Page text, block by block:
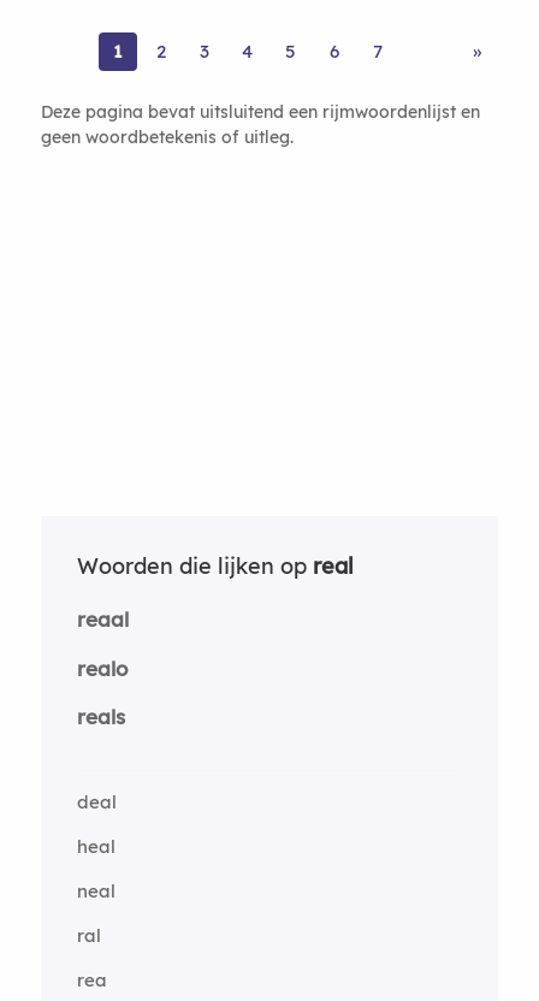
1 2 3 4 5 6 7 »
Deze pagina bevat uitsluitend een rijmwoordenlijst en
geen woordbetekenis of uitleg.
Woorden die lijken op real
reaal
realo
reals
deal
heal
neal
ral
rea